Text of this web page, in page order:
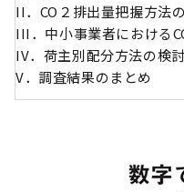
II．CO２排出量把握方法
III．中小事業者における
IV．荷主別配分方法の検討
V．調査結果のまとめ